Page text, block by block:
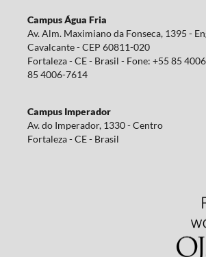
Campus Água Fria
Av. Alm. Maximiano da Fonseca, 1395 -
Cavalcante - CEP 60811-020
Fortaleza - CE - Brasil - Fone: +55 85
85 4006-7614
Campus Imperador
Av. do Imperador, 1330 - Centro
Fortaleza - CE - Brasil